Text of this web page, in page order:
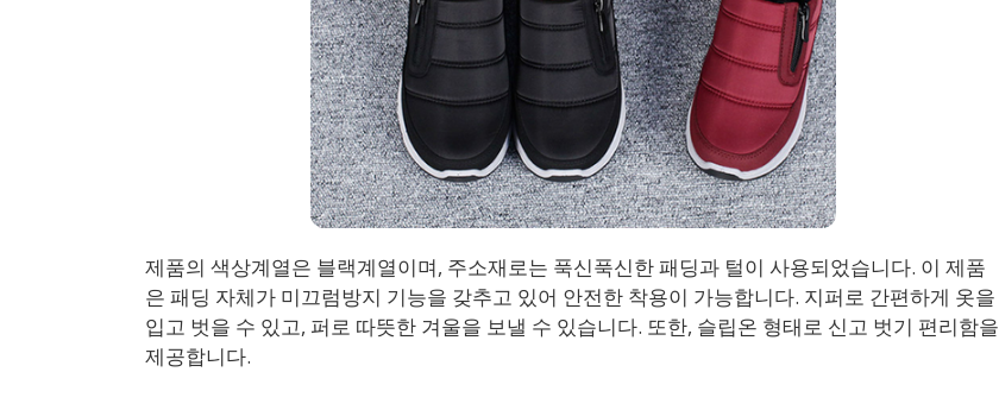
제품의 색상계열은 블랙계열이며, 주소재로는 푹신푹신한 패딩과 털이 사용되었습니다. 이 제품
은 패딩 자체가 미끄럼방지 기능을 갖추고 있어 안전한 착용이 가능합니다. 지퍼로 간편하게 옷을
입고 벗을 수 있고, 퍼로 따뜻한 겨울을 보낼 수 있습니다. 또한, 슬립온 형태로 신고 벗기 편리함을
제공합니다.